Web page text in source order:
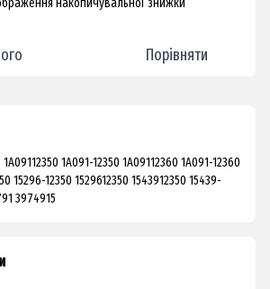
накопичувальної знижки
Порівняти
1A091-12350 1A09112360 1A091-12360
15296-12350 1529612350 1543912350 15439-
3974915